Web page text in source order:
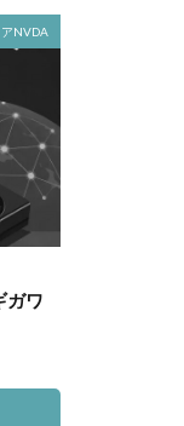
NVDA
ガワ